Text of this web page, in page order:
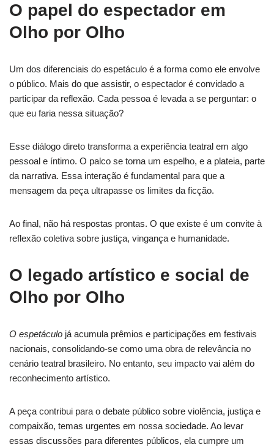
O papel do espectador em
Olho por Olho
Um dos diferenciais do espetáculo é a forma como ele envolve
o público. Mais do que assistir, o espectador é convidado a
participar da reflexão. Cada pessoa é levada a se perguntar: o
que eu faria nessa situação?
Esse diálogo direto transforma a experiência teatral em algo
pessoal e íntimo. O palco se torna um espelho, e a plateia, parte
da narrativa. Essa interação é fundamental para que a
mensagem da peça ultrapasse os limites da ficção.
Ao final, não há respostas prontas. O que existe é um convite à
reflexão coletiva sobre justiça, vingança e humanidade.
O legado artístico e social de
Olho por Olho
O espetáculo já acumula prêmios e participações em festivais
nacionais, consolidando-se como uma obra de relevância no
cenário teatral brasileiro. No entanto, seu impacto vai além do
reconhecimento artístico.
A peça contribui para o debate público sobre violência, justiça e
compaixão, temas urgentes em nossa sociedade. Ao levar
essas discussões para diferentes públicos, ela cumpre um